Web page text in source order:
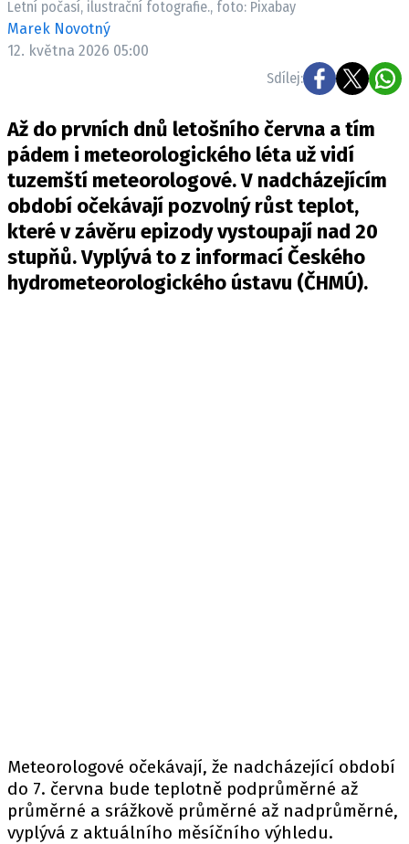
Pošlete e-mail na newsbox.cz
KONTAKT
VYDAVATEL
INZERCE
OSOBNÍ ÚDAJE / COOKIES
VOLNÁ MÍSTA
Letní počasí, ilustrační fotografie., foto: Pixabay
Marek Novotný
12. května 2026 05:00
Sdílej:
Až do prvních dnů letošního června a tím
pádem i meteorologického léta už vidí
tuzemští meteorologové. V nadcházejícím
období očekávají pozvolný růst teplot,
které v závěru epizody vystoupají nad 20
stupňů. Vyplývá to z informací Českého
hydrometeorologického ústavu (ČHMÚ).
Meteorologové očekávají, že nadcházející období
do 7. června bude teplotně podprůměrné až
průměrné a srážkově průměrné až nadprůměrné,
vyplývá z aktuálního měsíčního výhledu.